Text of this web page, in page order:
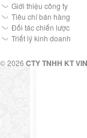
Giới thiệu công ty
Tiêu chí bán hàng
Đối tác chiến lược
Triết lý kinh doanh
© 2026 CTY TNHH KT